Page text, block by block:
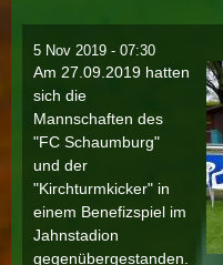
5 Nov 2019 - 07:30
Am 27.09.2019 hatten
sich die
Mannschaften des
"FC Schaumburg"
und der
"Kirchturmkicker" in
einem Benefizspiel im
Jahnstadion
gegenübergestanden.